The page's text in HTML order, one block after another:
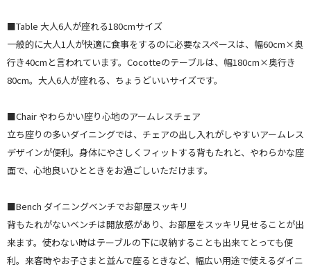
■Table 大人6人が座れる180cmサイズ
一般的に大人1人が快適に食事をするのに必要なスペースは、幅60cm×奥
行き40cmと言われています。Cocotteのテーブルは、幅180cm×奥行き
80cm。大人6人が座れる、ちょうどいいサイズです。
■Chair やわらかい座り心地のアームレスチェア
立ち座りの多いダイニングでは、チェアの出し入れがしやすいアームレス
デザインが便利。身体にやさしくフィットする背もたれと、やわらかな座
面で、心地良いひとときをお過ごしいただけます。
■Bench ダイニングベンチでお部屋スッキリ
背もたれがないベンチは開放感があり、お部屋をスッキリ見せることが出
来ます。使わない時はテーブルの下に収納することも出来てとっても便
利。来客時やお子さまと並んで座るときなど、幅広い用途で使えるダイニ